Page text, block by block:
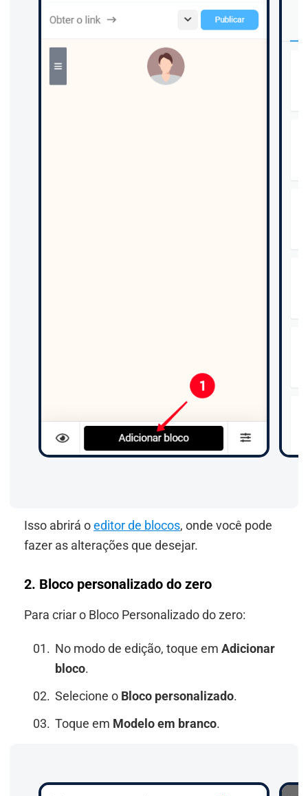
Isso abrirá oeditor de blocos, onde você pode
fazer as alterações que desejar.
2. Bloco personalizado do zero
Para criar o Bloco Personalizado do zero:
No modo de edição, toque em Adicionar
bloco.
Selecione o Bloco personalizado.
Toque em Modelo em branco.